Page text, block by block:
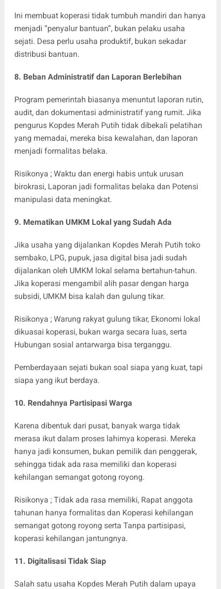
Ini membuat koperasi tidak tumbuh mandiri dan hanya
menjadi “penyalur bantuan”, bukan pelaku usaha
sejati. Desa perlu usaha produktif, bukan sekadar
distribusi bantuan.
8. Beban Administratif dan Laporan Berlebihan
Program pemerintah biasanya menuntut laporan rutin,
audit, dan dokumentasi administratif yang rumit. Jika
pengurus Kopdes Merah Putih tidak dibekali pelatihan
yang memadai, mereka bisa kewalahan, dan laporan
menjadi formalitas belaka.
Risikonya ; Waktu dan energi habis untuk urusan
birokrasi, Laporan jadi formalitas belaka dan Potensi
manipulasi data meningkat.
9. Mematikan UMKM Lokal yang Sudah Ada
Jika usaha yang dijalankan Kopdes Merah Putih toko
sembako, LPG, pupuk, jasa digital bisa jadi sudah
dijalankan oleh UMKM lokal selama bertahun-tahun.
Jika koperasi mengambil alih pasar dengan harga
subsidi, UMKM bisa kalah dan gulung tikar.
Risikonya ; Warung rakyat gulung tikar, Ekonomi lokal
dikuasai koperasi, bukan warga secara luas, serta
Hubungan sosial antarwarga bisa terganggu.
Pemberdayaan sejati bukan soal siapa yang kuat, tapi
siapa yang ikut berdaya.
10. Rendahnya Partisipasi Warga
Karena dibentuk dari pusat, banyak warga tidak
merasa ikut dalam proses lahirnya koperasi. Mereka
hanya jadi konsumen, bukan pemilik dan penggerak,
sehingga tidak ada rasa memiliki dan koperasi
kehilangan semangat gotong royong.
Risikonya ; Tidak ada rasa memiliki, Rapat anggota
tahunan hanya formalitas dan Koperasi kehilangan
semangat gotong royong serta Tanpa partisipasi,
koperasi kehilangan jantungnya.
11. Digitalisasi Tidak Siap
Salah satu usaha Kopdes Merah Putih dalam upaya